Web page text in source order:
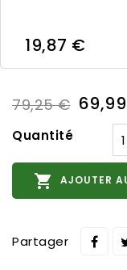
19,87 €
79,25 €
Quantité
 AJOUTER
Partager